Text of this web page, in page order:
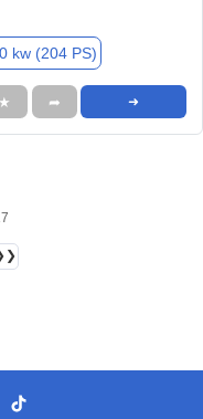
kw (204 PS)
★ ➦ ➜